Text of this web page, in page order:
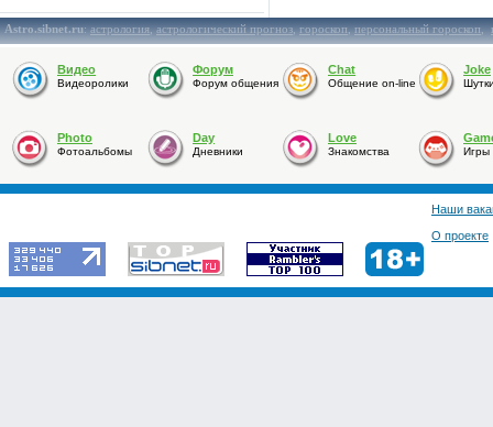
Astro.sibnet.ru:астрология,астрологический прогноз,гороскоп,персональный гороскоп,
Видео
Видеоролики
Форум
Форум общения
Chat
Общение on-line
Joke
Photo
Фотоальбомы
Day
Дневники
Love
Знакомства Игры
Наши
О проекте